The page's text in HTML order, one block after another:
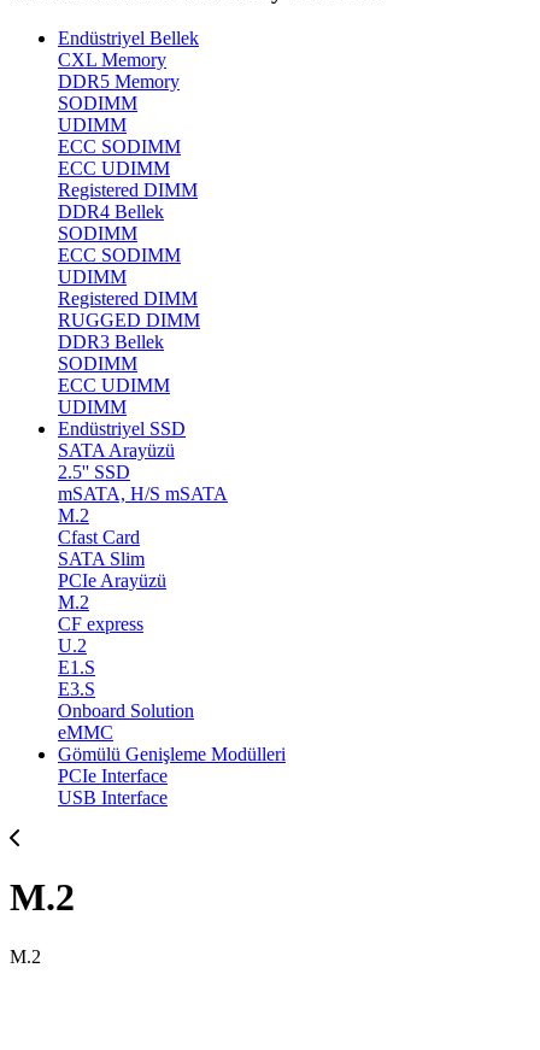
Endüstriyel Bellek
CXL Memory
DDR5 Memory
SODIMM
UDIMM
ECC SODIMM
ECC UDIMM
Registered DIMM
DDR4 Bellek
SODIMM
ECC SODIMM
UDIMM
Registered DIMM
RUGGED DIMM
DDR3 Bellek
SODIMM
ECC UDIMM
UDIMM
Endüstriyel SSD
SATA Arayüzü
2.5'' SSD
mSATA, H/S mSATA
M.2
Cfast Card
SATA Slim
PCIe Arayüzü
M.2
CF express
U.2
E1.S
E3.S
Onboard Solution
eMMC
Gömülü Genişleme Modülleri
PCIe Interface
USB Interface
M.2
M.2